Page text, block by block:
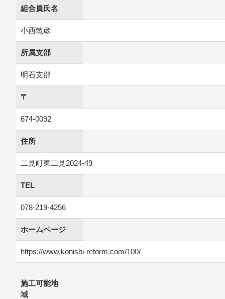
組合員氏名
小西敏彦
所属支部
明石支部
〒
674-0092
住所
二見町東二見2024-49
TEL
078-219-4256
ホームページ
https://www.konishi-reform.com/100/
施工可能地
域